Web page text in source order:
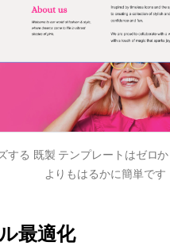
する 既製 テンプレートはゼロ
よりもはるかに簡単です
最適化